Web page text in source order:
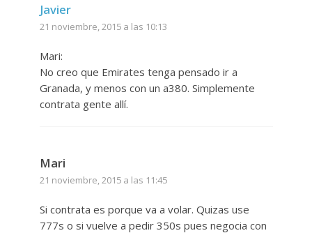
Javier
21 noviembre, 2015 a las 10:13
Mari:
No creo que Emirates tenga pensado ir a
Granada, y menos con un a380. Simplemente
contrata gente allí.
Mari
21 noviembre, 2015 a las 11:45
Si contrata es porque va a volar. Quizas use
777s o si vuelve a pedir 350s pues negocia con